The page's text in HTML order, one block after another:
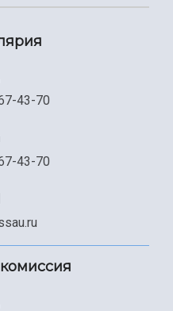
43-70
43-70